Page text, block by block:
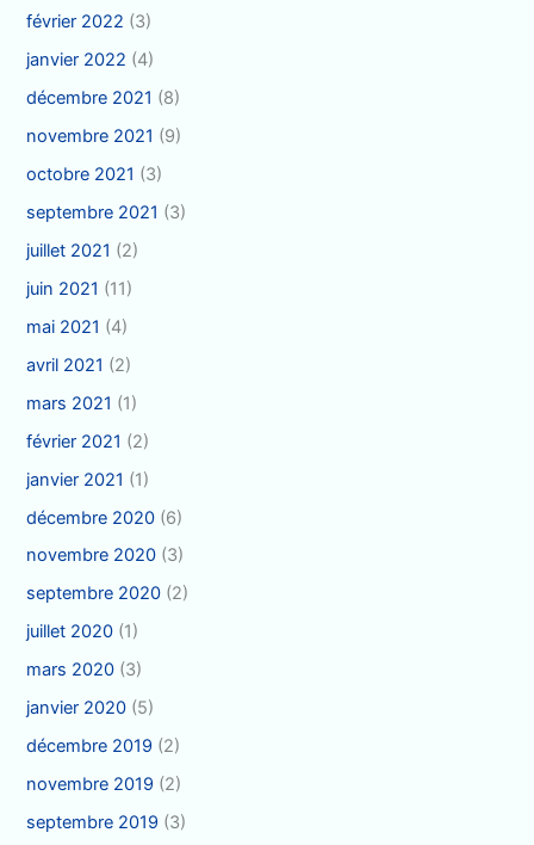
février 2022 (3)
janvier 2022 (4)
décembre 2021 (8)
novembre 2021 (9)
octobre 2021 (3)
septembre 2021 (3)
juillet 2021 (2)
juin 2021 (11)
mai 2021 (4)
avril 2021 (2)
mars 2021 (1)
février 2021 (2)
janvier 2021 (1)
décembre 2020 (6)
novembre 2020 (3)
septembre 2020 (2)
juillet 2020 (1)
mars 2020 (3)
janvier 2020 (5)
décembre 2019 (2)
novembre 2019 (2)
septembre 2019 (3)